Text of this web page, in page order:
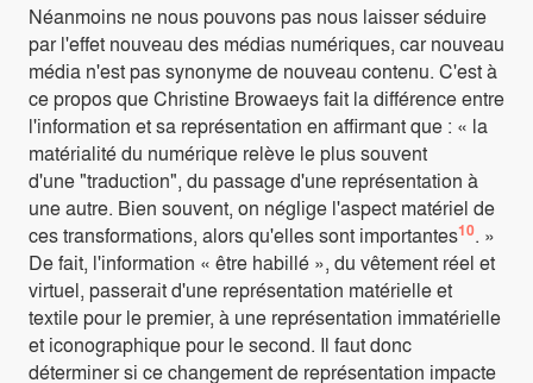
Néanmoins ne nous pouvons pas nous laisser séduire
par l'effet nouveau des médias numériques, car nouveau
média n'est pas synonyme de nouveau contenu. C'est à
ce propos que Christine Browaeys fait la différence entre
l'information et sa représentation en affirmant que : « la
matérialité du numérique relève le plus souvent
d'une "traduction", du passage d'une représentation à
une autre. Bien souvent, on néglige l'aspect matériel de
ces transformations, alors qu'elles sont importantes10. »
De fait, l'information « être habillé », du vêtement réel et
virtuel, passerait d'une représentation matérielle et
textile pour le premier, à une représentation immatérielle
et iconographique pour le second. Il faut donc
déterminer si ce changement de représentation impacte